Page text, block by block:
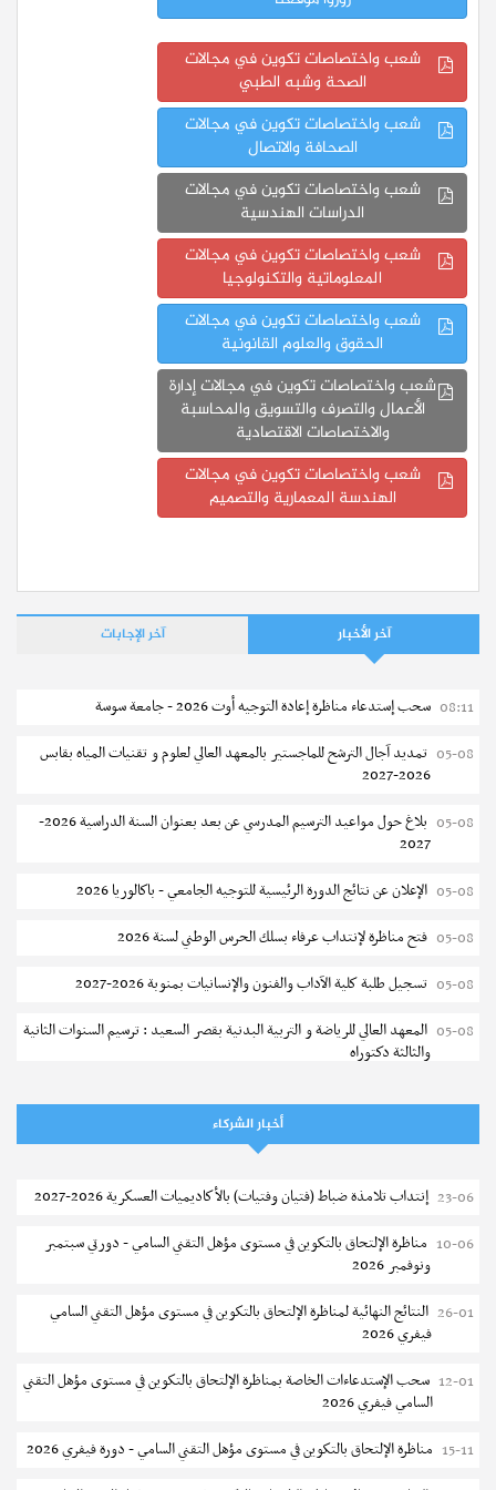
شعب واختصاصات تكوين في مجالات
الصحة وشبه الطبي
شعب واختصاصات تكوين في مجالات
الصحافة والاتصال
شعب واختصاصات تكوين في مجالات
الدراسات الهندسية
شعب واختصاصات تكوين في مجالات
المعلوماتية والتكنولوجيا
شعب واختصاصات تكوين في مجالات
الحقوق والعلوم القانونية
شعب واختصاصات تكوين في مجالات إدارة
الأعمال والتصرف والتسويق والمحاسبة
والاختصاصات الاقتصادية
شعب واختصاصات تكوين في مجالات
الهندسة المعمارية والتصميم
آخر الأخبار آخر الإجابات
08:11 سحب إستدعاء مناظرة إعادة التوجيه أوت 2026 - جامعة سوسة
05-08 تمديد آجال الترشح للماجستير بالمعهد العالي لعلوم و تقنيات المياه بقابس
2026-2027
05-08
بلاغ حول مواعيد الترسيم المدرسي عن بعد بعنوان السنة الدراسية 2026-
2027
05-08 الإعلان عن نتائج الدورة الرئيسية للتوجيه الجامعي - باكالوريا 2026
05-08 فتح مناظرة لإنتداب عرفاء بسلك الحرس الوطني لسنة 2026
05-08 تسجيل طلبة كلية الآداب والفنون والإنسانيات بمنوبة 2026-2027
05-08 المعهد العالي للرياضة و التربية البدنية بقصر السعيد : ترسيم السنوات الثانية
والثالثة دكتوراه
05-08 تمديد آجال الترشح للماجستير بكلية العلوم بقابس 2026-2027
05-08 كلية العلوم الإقتصادية والتصرف بسوسة : الترشح لماجستير مهني جديد
05-08
الترشح للماجستير بالمعهد العالي للرياضة والتربية البدنية بصفاقس 2026-
نتائج القبول الأولي لمناظرة إنتداب أساتذة التعليم الثانوي والفني والتقني
04-08 المركز القطاعي للتكوين في الآلية الفلاحية جوقار الفحص :فتح باب الترشح
لقبول متكونين
04-08 المركز القطاعي للتكوين في الآلية الفلاحية جوقار الفحص : دورة سبتمبر 2026
2027
أخبار الشركاء
23-06 إنتداب تلامذة ضباط (فتيان وفتيات) بالأكاديميات العسكرية 2026-2027
10-06 مناظرة الإلتحاق بالتكوين في مستوى مؤهل التقني السامي - دورتي سبتمبر
ونوفمبر 2026
26-01 النتائج النهائية لمناظرة الإلتحاق بالتكوين في مستوى مؤهل التقني السامي
فيفري 2026
12-01 سحب الإستدعاءات الخاصة بمناظرة الإلتحاق بالتكوين في مستوى مؤهل التقني
السامي فيفري 2026
15-11 مناظرة الإلتحاق بالتكوين في مستوى مؤهل التقني السامي - دورة فيفري 2026